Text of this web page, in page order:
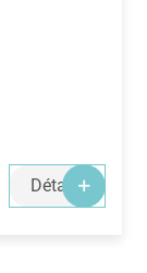
Détails